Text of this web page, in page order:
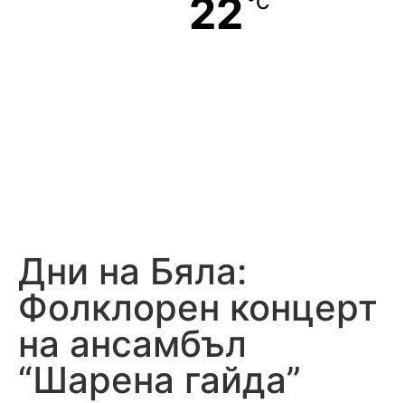
22
Дни на Бяла:
Фолклорен концерт
на ансамбъл
“Шарена гайда”